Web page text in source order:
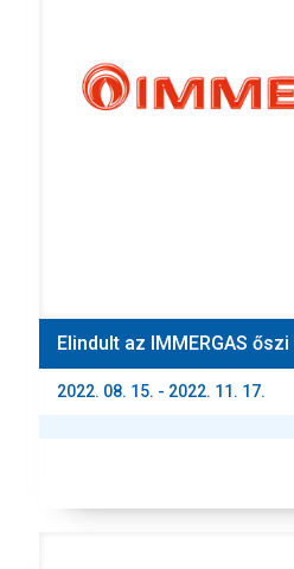
Elindult az IMMERGAS
2022. 08. 15. - 2022. 11. 17.